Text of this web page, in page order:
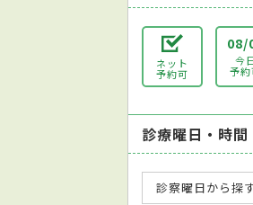
ネット
予約可
08/
今
予約
診療曜日・時間
診察曜日から探